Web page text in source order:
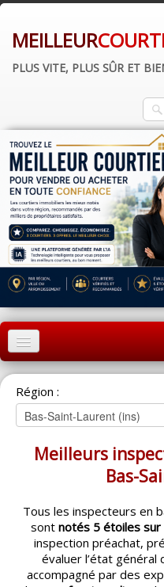
MEILLEUR
PLUS VITE, PLUS SÛR ET
ACCUEIL
MONTRÉAL
QUÉBEC
LAVAL
CATÉGORIES ▼
ACHETEUR / VENDEUR▼
Région :
Meilleurs
Bas-
Tous les inspecteurs en
sont notés 5 étoiles sur
inspection préachat,
évaluer l’état général
accompagné par des